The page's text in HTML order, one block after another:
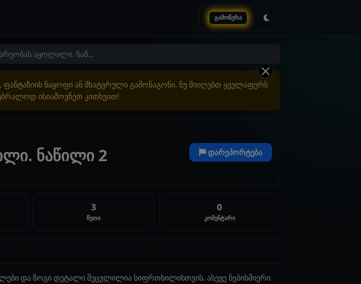
გამოწერა
აყოლილი. ნაწ...
ნაყოფი ან მხატვრული გამონაგონი. ნუ მიიღებთ ყველაფერს
ისიამოვნეთ კითხვით!
ნაწილი 2 დარეპორტება
3
წუთი
0
კომენტარი
და ზოგი დეტალი შეცვლილია სიფრთხილისთვის. ასევე ნებისმიერი